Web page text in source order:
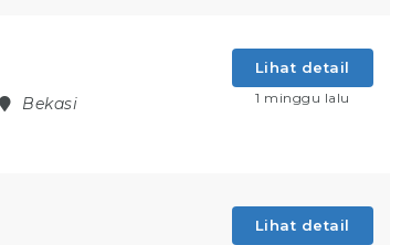
Bekasi
Lihat detail
1 minggu lalu
Lihat detail